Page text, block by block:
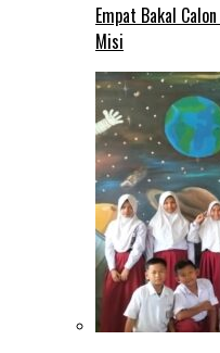
Empat Bakal
Misi